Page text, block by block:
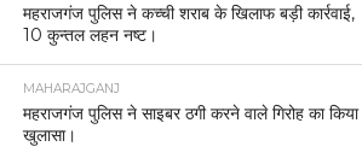
महराजगंज पुलिस ने कच्ची शराब के खिलाफ बड़ी कार्रवाई,
10 कुन्तल लहन नष्ट।
MAHARAJGANJ
महराजगंज पुलिस ने साइबर ठगी करने वाले गिरोह का किया
खुलासा।